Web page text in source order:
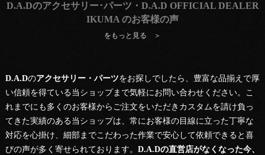
D.A.Dのアクセサリー･パーツ・D.A.D OFFICIAL DEALER
IKUMA のお客様の声
をもっと見る ＞
D.A.Dのアクセサリー・パーツをお探しでしたら、豊富な品揃えで厚
い信頼を得ている当ショップまで気軽にお問い合わせください。こ
れまでにも多くのお客様からご注文をいただきカスタムを請け負っ
てきた実績のある当ショップは、常にお客様の目線に立った丁寧な
対応を心掛け、細部までこだわった作業で安心して依頼できると喜
びの声が多く寄せられております。 D.A.Dの直営店がなくなった今、